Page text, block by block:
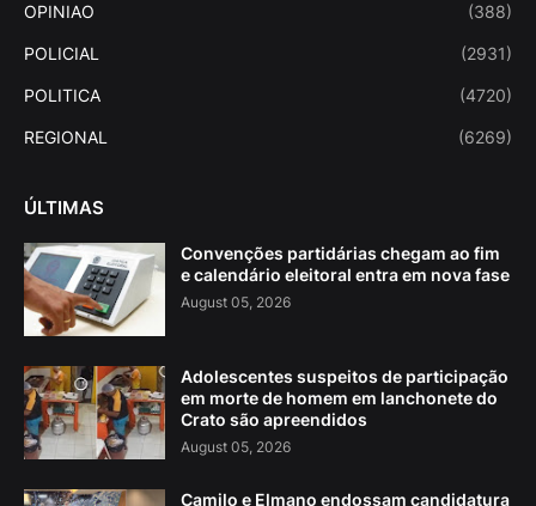
OPINIAO (388)
POLICIAL (2931)
POLITICA (4720)
REGIONAL (6269)
ÚLTIMAS
Convenções partidárias chegam ao fim
e calendário eleitoral entra em nova fase
August 05, 2026
Adolescentes suspeitos de participação
em morte de homem em lanchonete do
Crato são apreendidos
August 05, 2026
Camilo e Elmano endossam candidatura